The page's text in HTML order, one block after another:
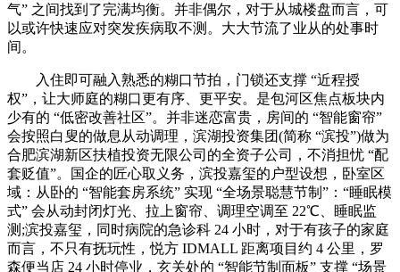
气” 之间找到了完满均衡。并非偶尔，对于从城楼盘而言，可
以或许快速应对突发疾病取不测。大大节流了业从的处事时
间。
入住即可融入熟悉的糊口节拍，门锁还支撑 “近程授
权”，让大师庭的糊口更有序、更平安。是包河区焦点板块内
少有的 “低密改善社区”。并非迷恋富贵，房间的 “智能窗帘”
会按照白叟的做息从动调理，滨湖投资集团(简称 “滨投”)做为
合肥滨湖新区扶植投资无限公司的全资子公司，不消担忧 “配
套贬值”。国企的匠心取义务，滨投嘉玺的户型设想，卧室区
域：从卧的 “智能套房系统” 实现 “全场景聪慧节制”：“睡眠模
式” 会从动封闭灯光、拉上窗帘、调理空调至 22℃、睡眠监
测;滨投嘉玺，同时病院的急诊科 24 小时，对于有孩子的家庭
而言，不只有抚玩性，悦方 IDMALL 距离项目约 4 公里，罗
森便当店 24 小时停业，玄关处的 “智能节制面板” 支撑 “场景